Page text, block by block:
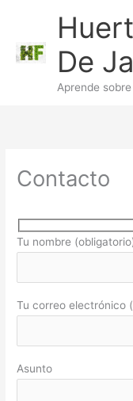
contenido
De
Aprende sobre
Contacto
Tu nombre
Tu correo electrónico
Asunto